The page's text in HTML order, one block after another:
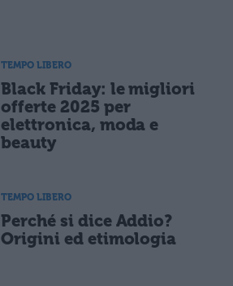
TEMPO LIBERO
Black Friday: le migliori
offerte 2025 per
elettronica, moda e
beauty
TEMPO LIBERO
Perché si dice Addio?
Origini ed etimologia